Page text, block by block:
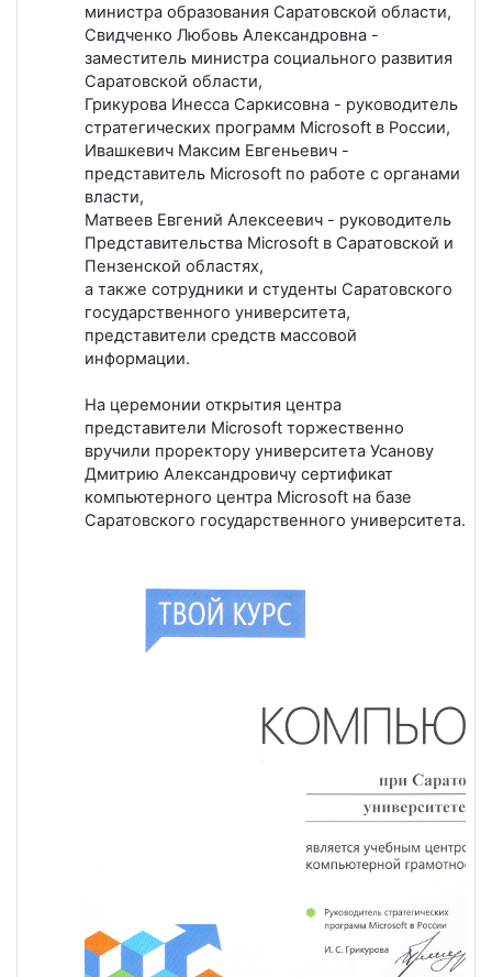
министра образования Саратовской области,
Свидченко Любовь Александровна -
заместитель министра социального развития
Саратовской области,
Грикурова Инесса Саркисовна - руководитель
стратегических программ Microsoft в России,
Ивашкевич Максим Евгеньевич -
представитель Microsoft по работе с органами
власти,
Матвеев Евгений Алексеевич - руководитель
Представительства Microsoft в Саратовской и
Пензенской областях,
а также сотрудники и студенты Саратовского
государственного университета,
представители средств массовой
информации.
На церемонии открытия центра
представители Microsoft торжественно
вручили проректору университета Усанову
Дмитрию Александровичу сертификат
компьютерного центра Microsoft на базе
Саратовского государственного университета.